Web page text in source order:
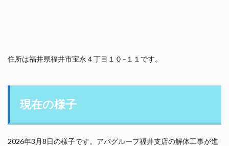
住所は福井県福井市宝永４丁目１０−１１です。
現在の様子
2026年3月8日の様子です。アパグループ福井支店の解体工事が進